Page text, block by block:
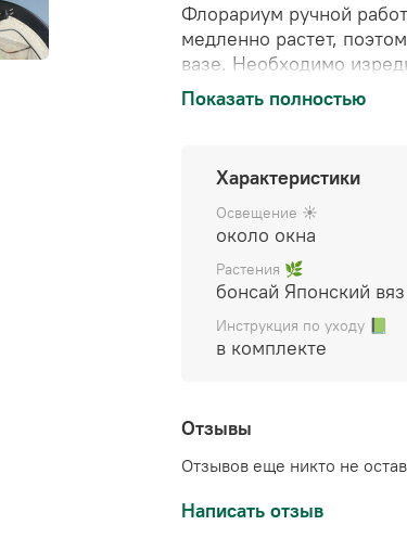
Флорариум ручной
медленно растет,
вазе. Необходимо
Полив примерно 1-2
очищенную. При
сосуда, что
Цена указана за
декором), упакован в
уходу.
Показать полностью
Характеристики
Освещение ☀️
около окна
Растения 🌿
бонсай Японский вяз
Инструкция по уходу 📗
в комплекте
Отзывы
Отзывов еще никто не
Написать отзыв